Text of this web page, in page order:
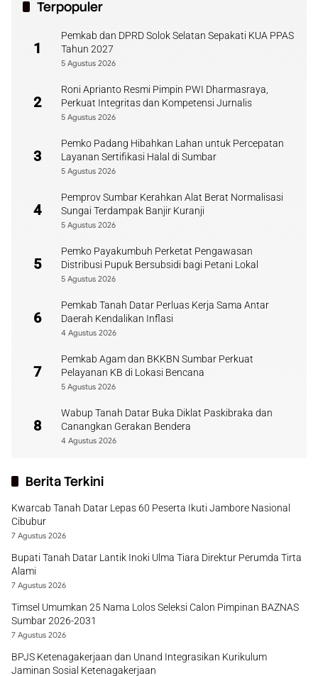
Terpopuler
1
Pemkab dan DPRD Solok Selatan Sepakati KUA PPAS
Tahun 2027
5 Agustus 2026
2
Roni Aprianto Resmi Pimpin PWI Dharmasraya,
Perkuat Integritas dan Kompetensi Jurnalis
5 Agustus 2026
3
Pemko Padang Hibahkan Lahan untuk Percepatan
Layanan Sertifikasi Halal di Sumbar
5 Agustus 2026
4
Pemprov Sumbar Kerahkan Alat Berat Normalisasi
Sungai Terdampak Banjir Kuranji
5 Agustus 2026
5
Pemko Payakumbuh Perketat Pengawasan
Distribusi Pupuk Bersubsidi bagi Petani Lokal
5 Agustus 2026
6
Pemkab Tanah Datar Perluas Kerja Sama Antar
Daerah Kendalikan Inflasi
4 Agustus 2026
7
Pemkab Agam dan BKKBN Sumbar Perkuat
Pelayanan KB di Lokasi Bencana
5 Agustus 2026
8
Wabup Tanah Datar Buka Diklat Paskibraka dan
Canangkan Gerakan Bendera
4 Agustus 2026
Berita Terkini
Kwarcab Tanah Datar Lepas 60 Peserta Ikuti Jambore Nasional
Cibubur
7 Agustus 2026
Bupati Tanah Datar Lantik Inoki Ulma Tiara Direktur Perumda Tirta
Alami
7 Agustus 2026
Timsel Umumkan 25 Nama Lolos Seleksi Calon Pimpinan BAZNAS
Sumbar 2026-2031
7 Agustus 2026
BPJS Ketenagakerjaan dan Unand Integrasikan Kurikulum
Jaminan Sosial Ketenagakerjaan